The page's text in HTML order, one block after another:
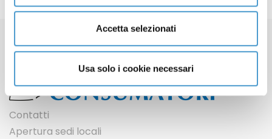
Accetta selezionati
Usa solo i cookie necessari
Contatti
Apertura sedi locali